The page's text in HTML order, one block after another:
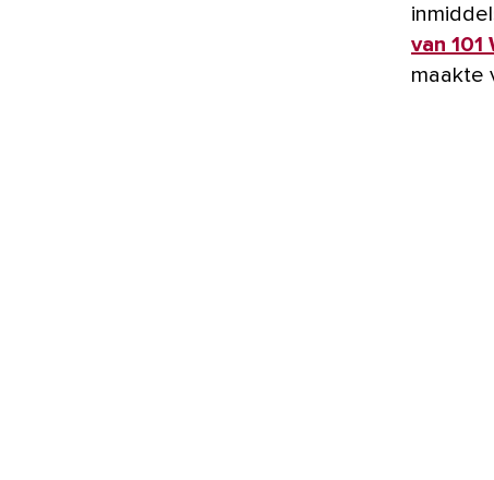
van 101
maakte